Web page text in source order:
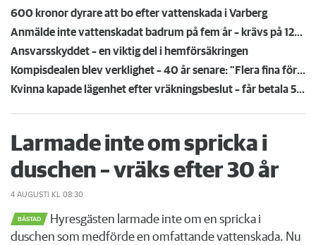
600 kronor dyrare att bo efter vattenskada i Varberg
Anmälde inte vattenskadat badrum på fem år – krävs på 125 000 kronor
Ansvarsskyddet – en viktig del i hemförsäkringen
Kompisdealen blev verklighet – 40 år senare: "Flera fina fördelar med att dela bostad"
Kvinna kapade lägenhet efter vräkningsbeslut – får betala 50 000
Larmade inte om spricka i
duschen – vräks efter 30 år
4 AUGUSTI KL 08:30
BÅSTAD
Hyresgästen larmade inte om en spricka i
duschen som medförde en omfattande vattenskada. Nu